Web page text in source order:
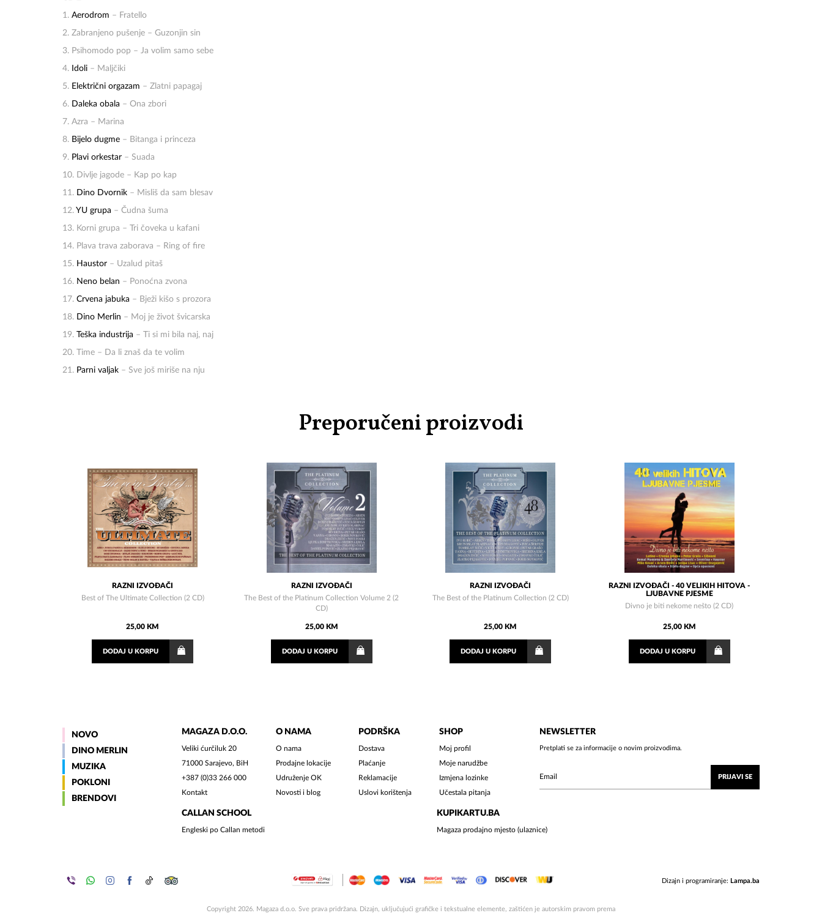
1. Aerodrom – Fratello
2. Zabranjeno pušenje – Guzonjin sin
3. Psihomodo pop – Ja volim samo sebe
4. Idoli – Maljčiki
5. Električni orgazam – Zlatni papagaj
6. Daleka obala – Ona zbori
7. Azra – Marina
8. Bijelo dugme – Bitanga i princeza
9. Plavi orkestar – Suada
10. Divlje jagode – Kap po kap
11. Dino Dvornik – Misliš da sam blesav
12. YU grupa – Čudna šuma
13. Korni grupa – Tri čoveka u kafani
14. Plava trava zaborava – Ring of fire
15. Haustor – Uzalud pitaš
16. Neno belan – Ponoćna zvona
17. Crvena jabuka – Bježi kišo s prozora
18. Dino Merlin – Moj je život švicarska
19. Teška industrija – Ti si mi bila naj, naj
20. Time – Da li znaš da te volim
21. Parni valjak – Sve još miriše na nju
Preporučeni proizvodi
RAZNI IZVOĐAČI
Best of The Ultimate Collection (2 CD)
25,00 KM
DODAJ U KORPU
RAZNI IZVOĐAČI
The Best of the Platinum Collection Volume 2 (2
CD)
25,00 KM
DODAJU KORPU
RAZNI IZVOĐAČI
The Best of the Platinum Collection (2 CD)
25,00 KM
DODAJ U KORPU
RAZNI IZVOĐAČI - 40 VELIKIH HITOVA -
LJUBAVNE PJESME
Divno je biti nekome nešto (2 CD)
25,00 KM
DODAJU KORPU
NOVO
DINO MERLIN
MUZIKA
POKLONI
BRENDOVI
MAGAZA D.O.O.
Veliki ćurčiluk 20
71000 Sarajevo, BiH
+387 (0)33 266 000
Kontakt
O NAMA
O nama
Prodajne lokacije
Udruženje OK
Novosti i blog
PODRŠKA
Dostava
Plaćanje
Reklamacije
Uslovi korištenja
SHOP
Moj profil
Moje narudžbe
Izmjena lozinke
Učestala pitanja
CALLAN SCHOOL
Engleski po Callan metodi
KUPIKARTU.BA
Magaza prodajno mjesto (ulaznice)
NEWSLETTER
Pretplati se za informacije o novim proizvodima.
PRIJAVI SE
Dizajn i programiranje: Lampa.ba
Copyright 2026. Magaza d.o.o. Sve prava pridržana. Dizajn, uključujući grafičke i tekstualne elemente, zaštićen je autorskim pravom prema